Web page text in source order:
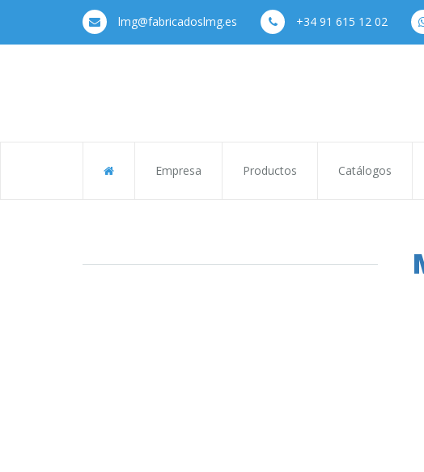
lmg@fabricadoslmg.es +34 91 615 12 02
Empresa Productos Catálogos